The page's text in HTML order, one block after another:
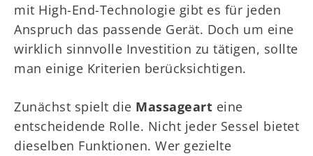
mit High-End-Technologie gibt es für jeden
Anspruch das passende Gerät. Doch um eine
wirklich sinnvolle Investition zu tätigen, sollte
man einige Kriterien berücksichtigen.
Zunächst spielt die Massageart eine
entscheidende Rolle. Nicht jeder Sessel bietet
dieselben Funktionen. Wer gezielte